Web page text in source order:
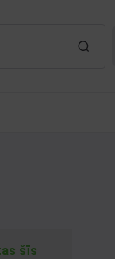
šīs